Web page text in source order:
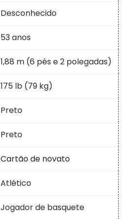
Desconhecido
53 anos
1,88 m (6 pés e 2 polegadas)
175 lb (79 kg)
Preto
Preto
Cartão de novato
Atlético
Jogador de basquete